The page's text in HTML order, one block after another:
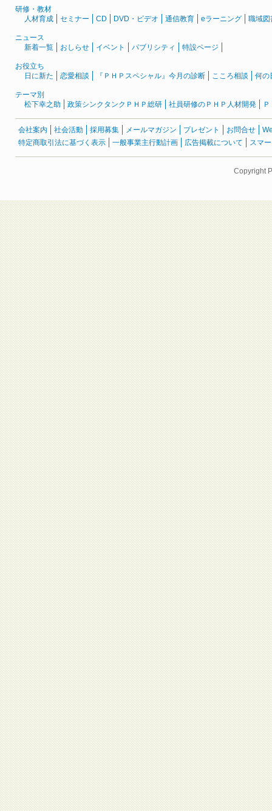
研修・教材
人材育成
セミナー CD DVD・ビデオ 通信教育 eラーニング 職域図
ニュース
新着一覧
おしらせ イベント パブリシティ 特設ページ
お役立ち
日に新た
恋愛相談 『ＰＨＰスペシャル』今月の診断 こころ相談 何の
テーマ別
松下幸之助
政策シンクタンクＰＨＰ総研 社員研修のＰＨＰ人材開発
会社案内 社会活動 採用募集 メールマガジン プレゼント お問合せ
特定商取引法に基づく表示
一般事業主行動計画 広告掲載について スマ
Copyright